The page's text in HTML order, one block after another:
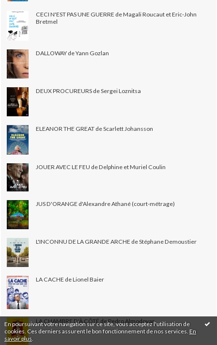
En poursuivant votre navigation sur ce site, vous acceptez l'utilisation de
cookies. Ces derniers assurent le bon fonctionnement de nos services. En
savoir plus
CECI N'EST PAS UNE GUERRE de Magali Roucaut et Eric-John
Bretmel
DALLOWAY de Yann Gozlan
DEUX PROCUREURS de Sergei Loznitsa
ELEANOR THE GREAT de Scarlett Johansson
JOUER AVEC LE FEU de Delphine et Muriel Coulin
JUS D'ORANGE d'Alexandre Athané (court-métrage)
L'INCONNU DE LA GRANDE ARCHE de Stéphane Demoustier
LA CACHE de Lionel Baier
LA CHAMBRE D'À CÔTÉ de Pedro Almodovar